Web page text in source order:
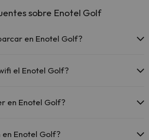
sobre Enotel Golf
en Enotel Golf?
el Enotel Golf?
en Enotel Golf?
Enotel Golf?